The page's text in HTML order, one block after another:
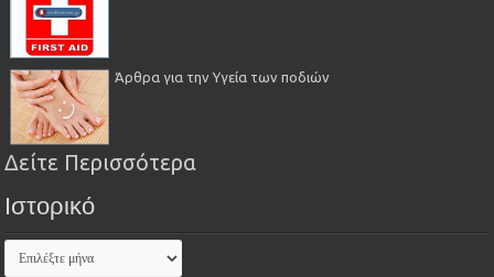
Άρθρα για την Υγεία των ποδιών
Δείτε Περισσότερα
Ιστορικό